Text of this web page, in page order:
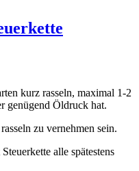
kurz rasseln, maximal 1-2
genügend Öldruck hat.
zu vernehmen sein.
alle spätestens